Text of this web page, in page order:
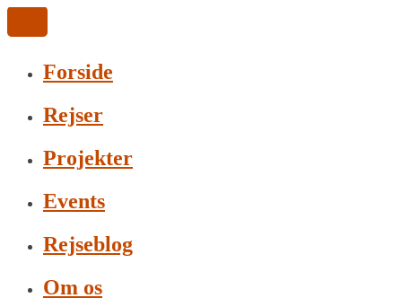
Forside
Rejser
Projekter
Events
Rejseblog
Om os